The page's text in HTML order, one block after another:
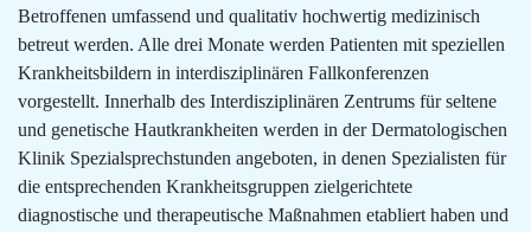
Betroffenen umfassend und qualitativ hochwertig medizinisch
betreut werden. Alle drei Monate werden Patienten mit speziellen
Krankheitsbildern in interdisziplinären Fallkonferenzen
vorgestellt. Innerhalb des Interdisziplinären Zentrums für seltene
und genetische Hautkrankheiten werden in der Dermatologischen
Klinik Spezialsprechstunden angeboten, in denen Spezialisten für
die entsprechenden Krankheitsgruppen zielgerichtete
diagnostische und therapeutische Maßnahmen etabliert haben und